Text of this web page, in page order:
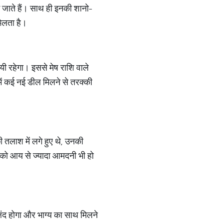
हैं। साथ ही इनकी शानो-
है।
रहेगा। इससे मेष राशि वाले
कई नई डील मिलने से तरक्की
तलाश में लगे हुए थे, उनकी
आय से ज्यादा आमदनी भी हो
होगा और भाग्य का साथ मिलने